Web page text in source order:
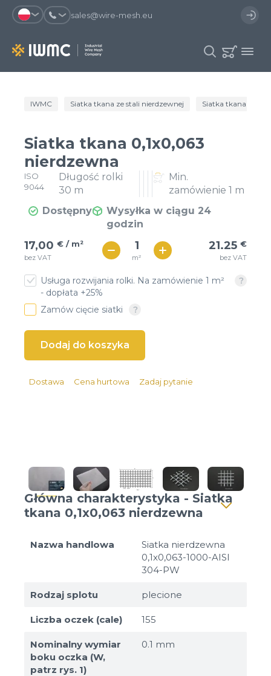
sales@wire-mesh.eu
Dlaczego warto zarejestrować się na
Zaoszczędzisz czas przy
składaniu zamówienia
Możesz skorzystać się z
dostęp do historii zamówień
Możesz sprawdzić status
zamówienia i proces dostawy
Otrzymasz oferty specjalne
Rejestracja
Client login
Katalog
Spółka
Kontakt
IWMC Siatka tkana ze stali nierdzewnej Siatka tkana
Siatka tkana 0,1x0,063
nierdzewna
ISO
9044
Długość rolki
30 m
Min.
zamówienie 1 m
Dostępny
Wysyłka w ciągu 24
godzin
17,00 € / m²
bez VAT m²
21.25 €
bez VAT
€ / м²
Usługa rozwijania rolki. Na zamówienie 1 m²
- dopłata +25%
Zamów cięcie siatki
Dostawa Cena hurtowa Zadaj pytanie
Główna charakterystyka - Siatka
tkana 0,1x0,063 nierdzewna
Nazwa handlowa
Siatka nierdzewna
0,1x0,063-1000-AISI
304-PW
Rodzaj splotu plecione
Liczba oczek (cale) 155
Nominalny wymiar
boku oczka (W,
patrz rys. 1)
0.1 mm